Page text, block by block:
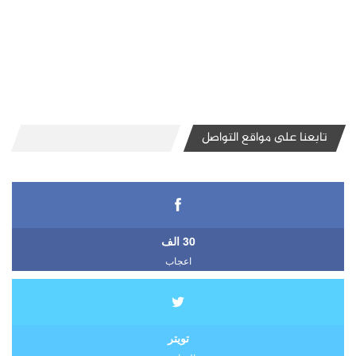
تابعنا على مواقع التواصل
30 الف
اعجاب
تويتر